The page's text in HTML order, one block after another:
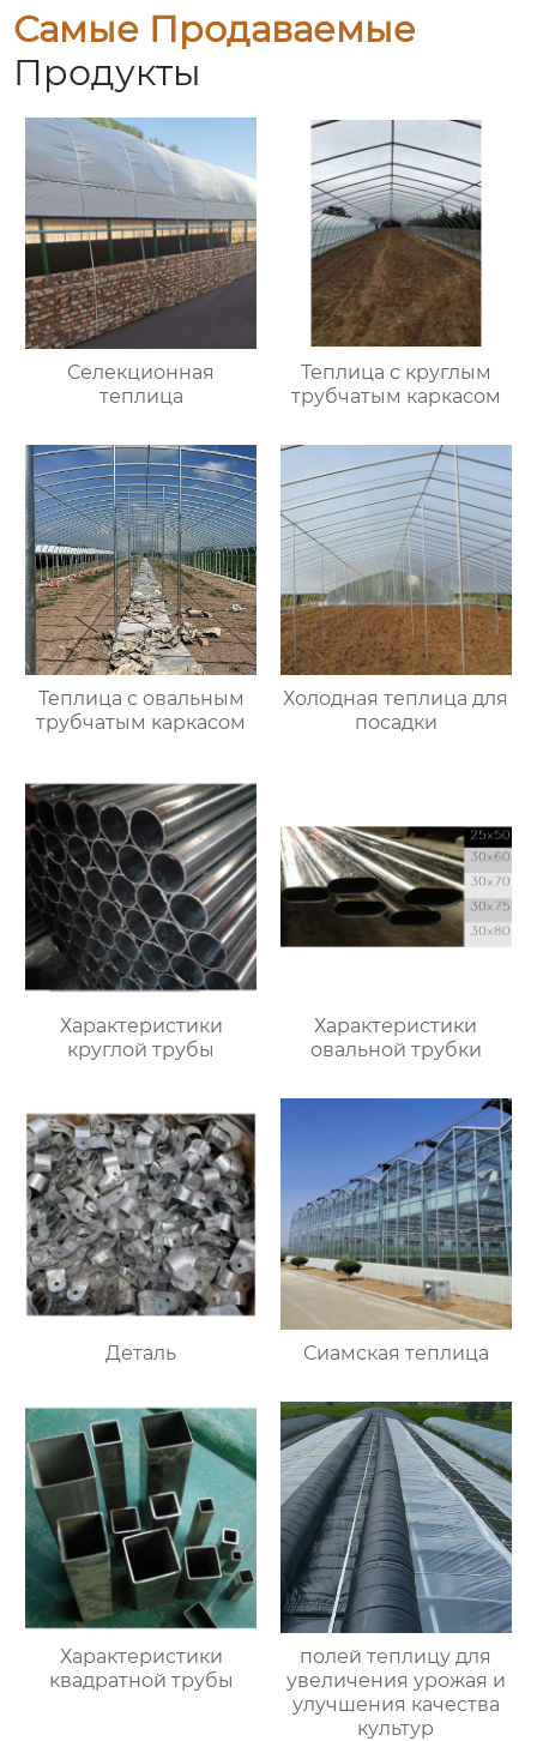
Самые Продаваемые
Продукты
Селекционная
теплица
Теплица с круглым
трубчатым каркасом
Теплица с овальным
трубчатым каркасом
Холодная теплица для
посадки
Характеристики
круглой трубы
Характеристики
овальной трубки
Деталь Сиамская теплица
Характеристики
квадратной трубы
полей теплицу для
увеличения урожая и
улучшения качества
культур